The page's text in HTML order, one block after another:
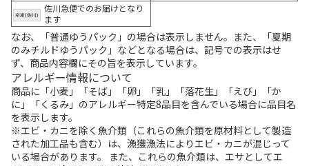
佐川急便でのお届けとなり
ます
なお、「普通ゆうパック」の場合は表示しません。また、「夏期
のみチルドゆうパック」などとなる場合は、記号での表示はせ
ず、商品内容欄にその旨を表示しています。
アレルギー情報について
商品に「小麦」「そば」「卵」「乳」「落花生」「えび」「か
に」「くるみ」のアレルギー特定8品目を含んでいる場合に品目名
を表示します。
※エビ・カニを除く魚介類（これらの魚介類を原材料として製造
された加工品も含む）は、漁獲漁法によりエビ・カニが混じって
いる場合があります。 また、これらの魚介類は、エサとしてエ